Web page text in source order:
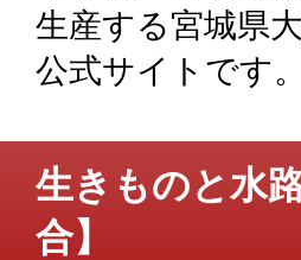
生産する宮城県
公式サイトです。
生きものと水
合】